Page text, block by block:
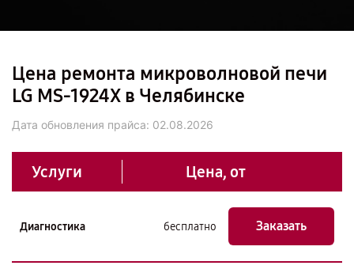
Цена ремонта микроволновой печи
LG MS-1924X в Челябинске
Дата обновления прайса: 02.08.2026
Услуги Цена, от
Диагностика бесплатно Заказать